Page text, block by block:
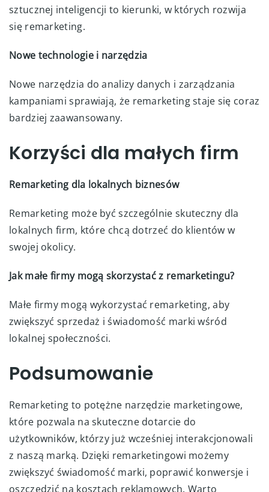
sztucznej inteligencji to kierunki, w których rozwija
się remarketing.
Nowe technologie i narzędzia
Nowe narzędzia do analizy danych i zarządzania
kampaniami sprawiają, że remarketing staje się coraz
bardziej zaawansowany.
Korzyści dla małych firm
Remarketing dla lokalnych biznesów
Remarketing może być szczególnie skuteczny dla
lokalnych firm, które chcą dotrzeć do klientów w
swojej okolicy.
Jak małe firmy mogą skorzystać z remarketingu?
Małe firmy mogą wykorzystać remarketing, aby
zwiększyć sprzedaż i świadomość marki wśród
lokalnej społeczności.
Podsumowanie
Remarketing to potężne narzędzie marketingowe,
które pozwala na skuteczne dotarcie do
użytkowników, którzy już wcześniej interakcjonowali
z naszą marką. Dzięki remarketingowi możemy
zwiększyć świadomość marki, poprawić konwersje i
oszczędzić na kosztach reklamowych. Warto